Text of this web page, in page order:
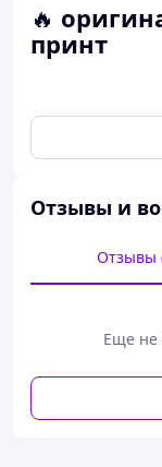
🔥
принт
Отзывы и
Отзывы
Еще не